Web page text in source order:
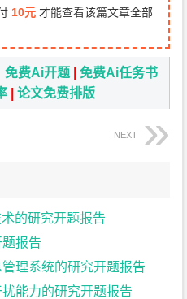
10元 才能查看该篇文章全部
免费Ai开题 |免费Ai任务书
|论文免费排版
NEXT
的研究开题报告
报告
理系统的研究开题报告
能力的研究开题报告